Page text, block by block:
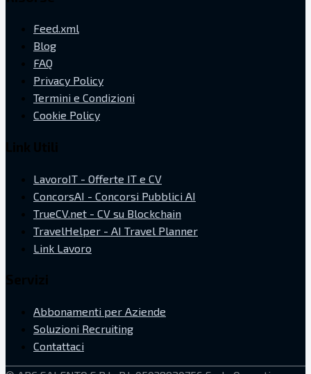
Feed.xml
Blog
FAQ
Privacy Policy
Termini e Condizioni
Cookie Policy
LavoroIT - Offerte IT e CV
ConcorsAI - Concorsi Pubblici AI
TrueCV.net - CV su Blockchain
TravelHelper - AI Travel Planner
Link Lavoro
Abbonamenti per Aziende
Soluzioni Recruiting
Contattaci